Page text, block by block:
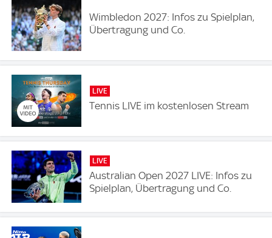
Wimbledon 2027: Infos zu Spielplan,
Übertragung und Co.
LIVE
Tennis LIVE im kostenlosen Stream
LIVE
Australian Open 2027 LIVE: Infos zu
Spielplan, Übertragung und Co.